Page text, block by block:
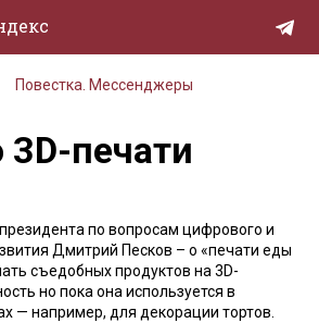
Повестка. Мессенджеры
3D-печати
по вопросам цифрового и
Дмитрий Песков – о «печати еды
съедобных продуктов на 3D-
но пока она используется в
— например, для декорации тортов.